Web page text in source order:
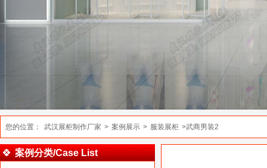
您的位置： 武汉展柜制作厂家 > 案例展示 > 服装展柜 >武商男装2
案例分类/Case List